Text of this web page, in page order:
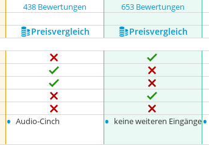
438 Bewertungen 653 Bewertungen
Preis­vergleich Preis­vergleich
• Audio-Cinch • keine weiteren Eingänge•